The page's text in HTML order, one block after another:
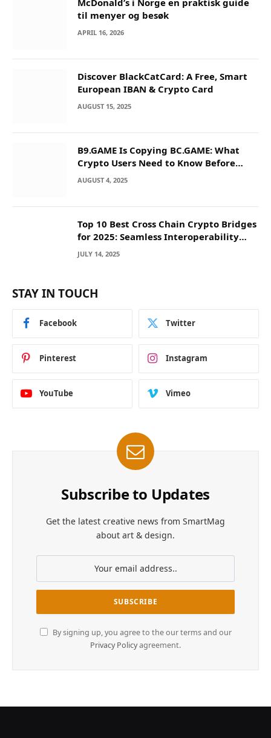
til menyer og besøk
APRIL 16, 2026
Discover BlackCatCard: A Free, Smart
European IBAN & Crypto Card
AUGUST 15, 2025
B9.GAME Is Copying BC.GAME: What
Crypto Users Need to Know Before
They Deposit
AUGUST 4, 2025
Top 10 Best Cross Chain Crypto Bridges
for 2025: Seamless Interoperability
Across Blockchain Networks
JULY 14, 2025
STAY IN TOUCH
Facebook Twitter
Pinterest Instagram
YouTube Vimeo
Subscribe to Updates
Get the latest creative news from SmartMag
about art & design.
By signing up, you agree to the our terms and our
Privacy Policyagreement.